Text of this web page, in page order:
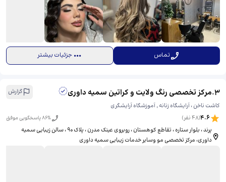
تماس جزئیات بیشتر
3
.مرکز تخصصی رنگ ولایت و کراتین سمیه داوری
گزارش
کاشت ناخن ، آرایشگاه زنانه ٬ آموزشگاه آرایشگری
4.6
(
48نفر) 86% پاسخگویی موفق
پرند ، بلوار ستاره ، تقاطع کوهستان ، روبروی عینک مدرن ، پلاک ۹۰ ، سالن زیبایی سمیه
داوری، ​مرکز تخصصی مو وسایر خدمات زیبایی سمیه داوری